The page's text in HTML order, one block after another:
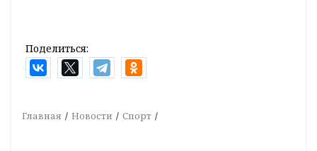
Поделиться:
Главная Новости Спорт